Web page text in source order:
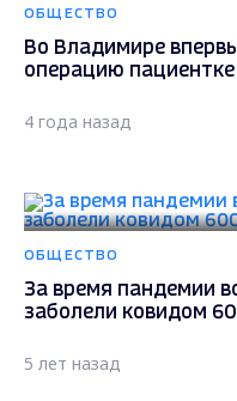
ОБЩЕСТВО
Во Владимире
операцию
4 года назад
ОБЩЕСТВО
За время пандемии
заболели ковидом
5 лет назад